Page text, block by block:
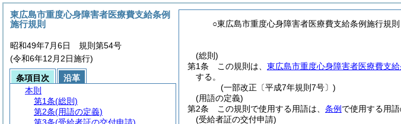
○東広島市重度心身障害者医療費支給条例施行規則
(総則)
第1条
この規則は、 東広島市重度心身障害者医療費支給
する。
(一部改正〔平成7年規則7号〕)
(用語の定義)
第2条
この規則で使用する用語は、 条例 で使用する用
(受給者証の交付申請)
東広島市重度心身障害者医療費支給条例
施行規則
昭和49年7月6日 規則第54号
(令和6年12月2日施行)
条項目次
沿革
本則
第1条(総則)
第2条(用語の定義)